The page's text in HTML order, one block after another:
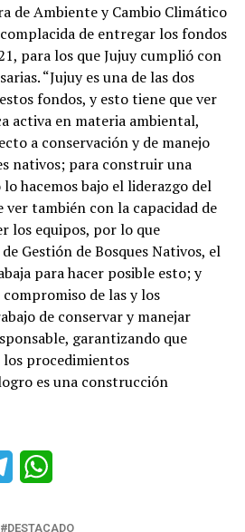
de Ambiente y Cambio Climático
de entregar los fondos
para los que Jujuy cumplió con
“Jujuy es una de las dos
fondos, y esto tiene que ver
activa en materia ambiental,
a conservación y de manejo
nativos; para construir una
hacemos bajo el liderazgo del
ver también con la capacidad de
los equipos, por lo que
Gestión de Bosques Nativos, el
para hacer posible esto; y
de las y los
de conservar y manejar
garantizando que
procedimientos
es una construcción
Telegram
DESTACADO